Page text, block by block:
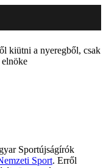
kiütni a nyeregből, csak
elnöke
Sportújságírók
Sport. Erről